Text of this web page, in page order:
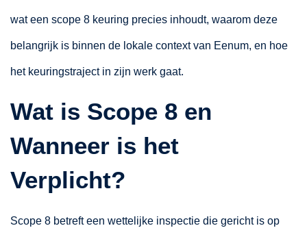
wat een scope 8 keuring precies inhoudt, waarom deze
belangrijk is binnen de lokale context van Eenum, en hoe
het keuringstraject in zijn werk gaat.
Wat is Scope 8 en
Wanneer is het
Verplicht?
Scope 8 betreft een wettelijke inspectie die gericht is op